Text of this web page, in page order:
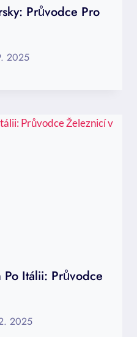
Průvodce Pro
2025
Po Itálii: Průvodce
2025